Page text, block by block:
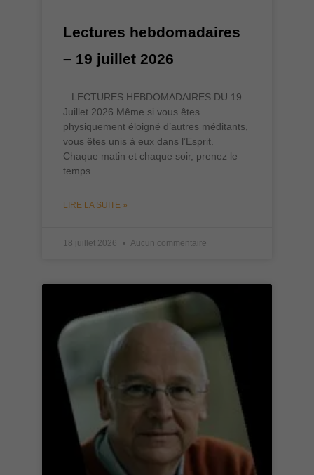
Lectures hebdomadaires
– 19 juillet 2026
LECTURES HEBDOMADAIRES DU 19
Juillet 2026 Même si vous êtes
physiquement éloigné d’autres méditants,
vous êtes unis à eux dans l’Esprit.
Chaque matin et chaque soir, prenez le
temps
LIRE LA SUITE »
18 juillet 2026 Aucun commentaire